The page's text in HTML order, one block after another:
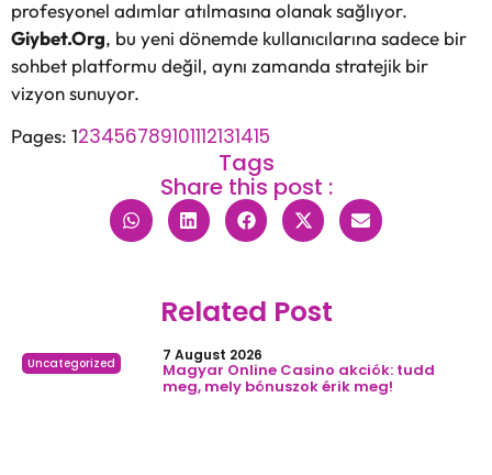
profesyonel adımlar atılmasına olanak sağlıyor.
Giybet.Org, bu yeni dönemde kullanıcılarına sadece bir
sohbet platformu değil, aynı zamanda stratejik bir
vizyon sunuyor.
Pages: 123456789101112131415
Tags
Share this post :
Related Post
Uncategorized 7 August 2026
Magyar Online Casino akciók: tudd
meg, mely bónuszok érik meg!